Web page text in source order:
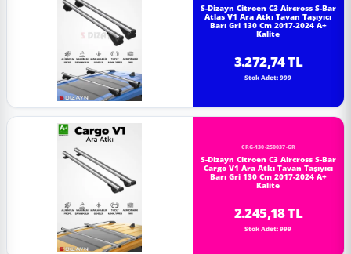
S-Dizayn Citroen C3 Aircross S-Bar
Atlas V1 Ara Atkı Tavan Taşıyıcı
Barı Gri 130 Cm 2017-2024 A+
Kalite
3.272,74 TL
Stok Adet: 999
CRG-130-250037-GR
S-Dizayn Citroen C3 Aircross S-Bar
Cargo V1 Ara Atkı Tavan Taşıyıcı
Barı Gri 130 Cm 2017-2024 A+
Kalite
2.245,18 TL
Stok Adet: 999